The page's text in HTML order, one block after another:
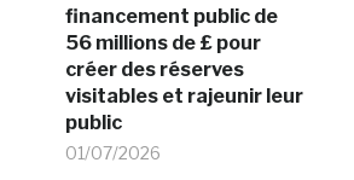
financement public de
56 millions de £ pour
créer des réserves
visitables et rajeunir leur
public
01/07/2026